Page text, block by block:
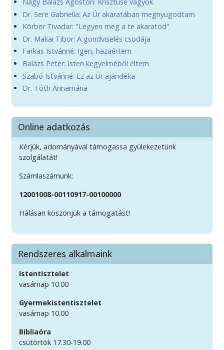
Dr. Sere Gabriella: Az Úr akaratában megnyugodtam
Körber Tivadar: "Legyen meg a te akaratod"
Dr. Makai Tibor: A gondviselés csodája
Farkas Istvánné: Igen, hazaértem
Balázs Péter: Isten kegyelméből éltem
Szabó Istvánné: Ez az Úr ajándéka
Dr. Tóth Annamária
Online adatkozás
Kérjük, adományával támogassa gyülekezetünk
szolgálatát!
Számlaszámunk:
12001008-00110917-00100000
Hálásan köszönjük a támogatást!
Rendszeres alkalmaink
Istentisztelet
vasárnap 10.00
Gyermekistentisztelet
vasárnap 10.00
Bibliaóra
csütörtök 17.30-19.00